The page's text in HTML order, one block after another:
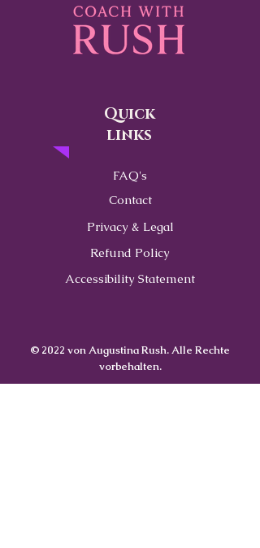
Quick
links
FAQ's
Contact
Privacy & Legal
Refund Policy
Accessibility Statement
© 2022 von Augustina Rush. Alle Rechte
vorbehalten.